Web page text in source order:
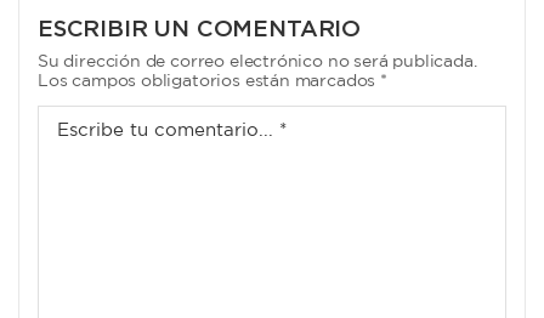
ENTRADAS
ESCRIBIR UN COMENTARIO
Su dirección de correo electrónico no será publicada.
Los campos obligatorios están marcados *